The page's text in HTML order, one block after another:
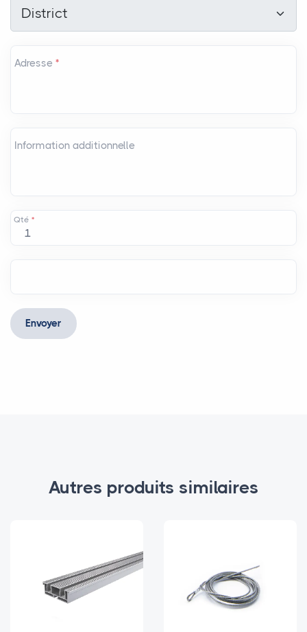
District
Adresse *
Information additionnelle
Qté *
Envoyer
Autres produits similaires